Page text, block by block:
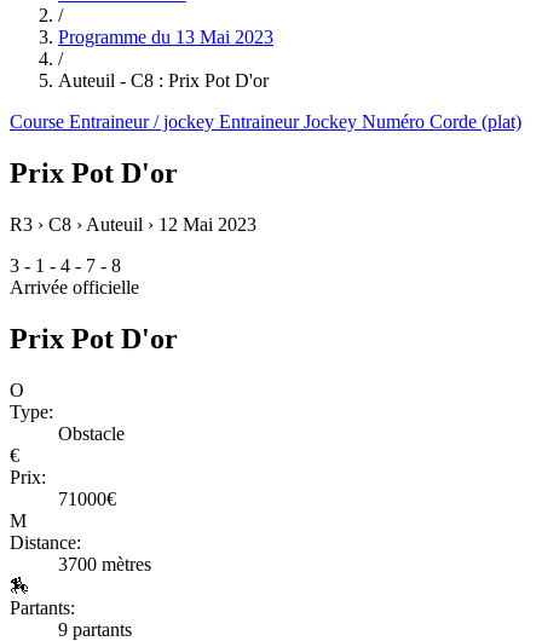
/
Programme du 13 Mai 2023
/
Auteuil - C8 : Prix Pot D'or
Course Entraineur / jockey EntraineurJockey Numéro Corde (plat)
Prix Pot D'or
R3 › C8 › Auteuil › 12 Mai 2023
3 - 1 - 4 - 7 - 8
Arrivée officielle
Prix Pot D'or
O
Type:
Obstacle
€
Prix:
71000€
M
Distance:
3700 mètres
🏇
Partants:
9 partants